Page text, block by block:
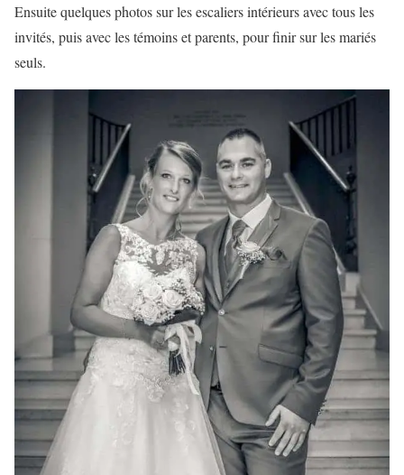
Ensuite quelques photos sur les escaliers intérieurs avec tous les
invités, puis avec les témoins et parents, pour finir sur les mariés
seuls.